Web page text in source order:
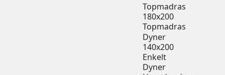
Topmadras
180x200
Topmadras
Dyner
140x200
Enkelt
Dyner